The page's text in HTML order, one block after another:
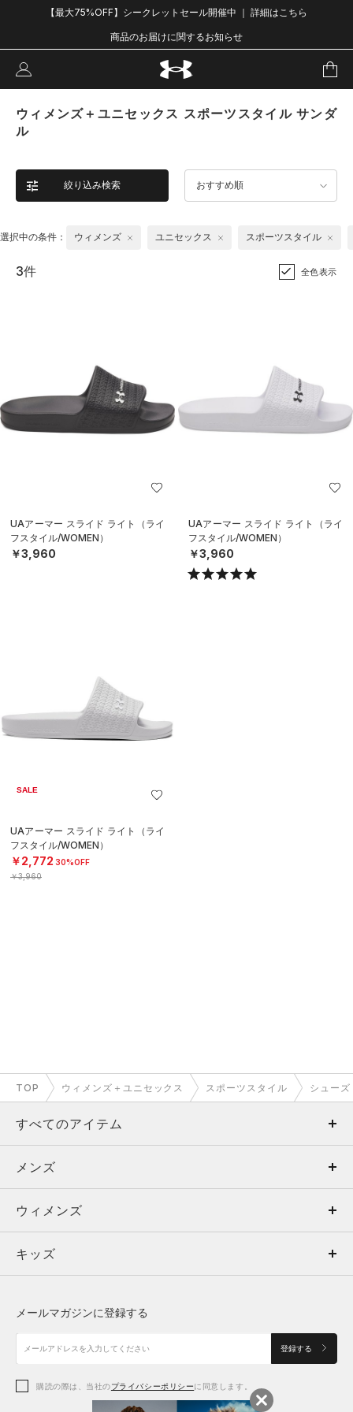
【最大75%OFF】シークレットセール開催中 ｜ 詳細はこちら
商品のお届けに関するお知らせ
ウィメンズ＋ユニセックス スポーツスタイル サンダ
ル
絞り込み検索 おすすめ順
選択中の条件： ウィメンズ ユニセックス スポーツスタイル
3件 全色表示
UAアーマー スライド ライト（ライ
フスタイル/WOMEN）
￥3,960
UAアーマー スライド ライト（ライ
フスタイル/WOMEN）
￥3,960
SALE
UAアーマー スライド ライト（ライ
フスタイル/WOMEN）
￥2,772 30%OFF
￥3,960
TOP ウィメンズ＋ユニセックス スポーツスタイル シューズ
すべてのアイテム
メンズ
ウィメンズ
キッズ
アクセサリー
メンズ
トップス
ボトムス
アクセサリー
ウィメンズ
トップス
シューズ
アクセサリー
キッズ
シューズ
メールマガジンに登録する
登録する
購読の際は、当社のプライバシーポリシーに同意します。